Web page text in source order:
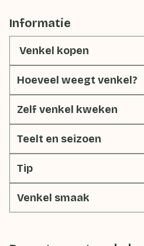
Informatie
Venkel kopen
Hoeveel weegt venkel?
Zelf venkel kweken
Teelt en seizoen
Tip
Venkel smaak